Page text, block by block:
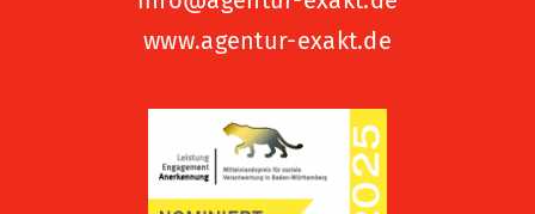
www.agentur-exakt.de